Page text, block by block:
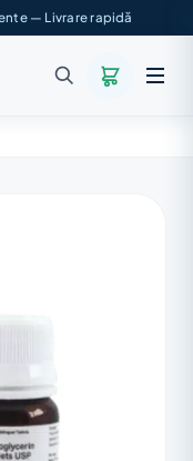
— Livrare rapidă